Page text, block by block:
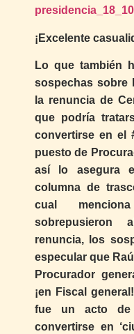
¡Excelente
Lo que también
sospechas sobre
la renuncia de
que podría
convertirse en el
puesto de
así lo asegura
columna de
cual
sobrepusieron
renuncia, los
especular que
Procurador
¡en Fiscal
fue un acto de
convertirse en